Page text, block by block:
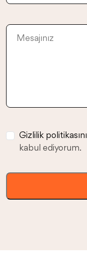
Gizlilik politikasını
kabul ediyorum.